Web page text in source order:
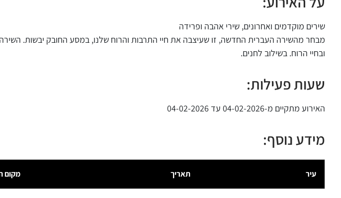
שירים מוקדמים ואחרונים, שירי אהבה ופרידה
מבחר מהשירה העברית החדשה, זו שעיצבה את חיי התרבות והרוח שלנו, במסע החובק יבשות.
ובחיי הרוח. בשילוב לחנים.
שעות פעילות:
האירוע מתקיים מ-04-02-2026 עד 04-02-2026
מידע נוסף:
עיר תאריך מקום